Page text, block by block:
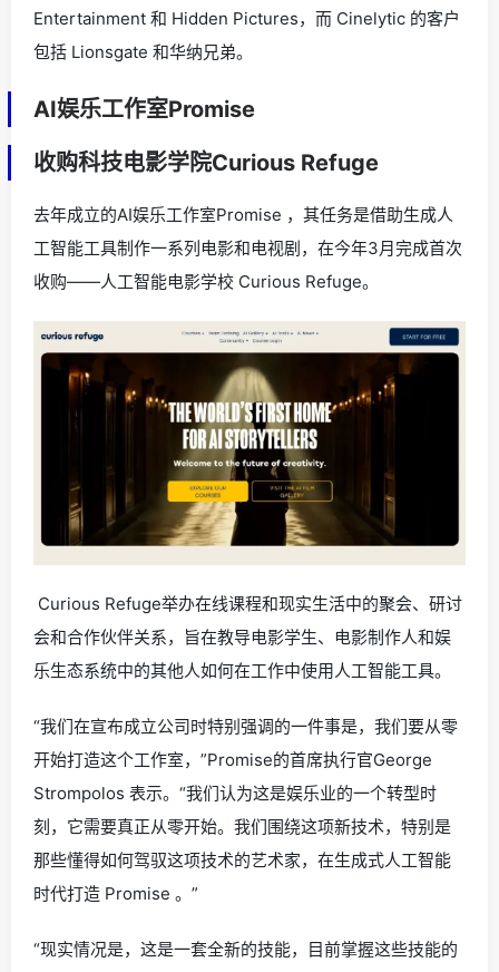
Entertainment 和 Hidden Pictures，而 Cinelytic 的客户
包括 Lionsgate 和华纳兄弟。
AI娱乐工作室Promise
收购科技电影学院Curious Refuge
去年成立的AI娱乐工作室Promise ，其任务是借助生成人
工智能工具制作一系列电影和电视剧，在今年3月完成首次
收购——人工智能电影学校 Curious Refuge。
Curious Refuge举办在线课程和现实生活中的聚会、研讨
会和合作伙伴关系，旨在教导电影学生、电影制作人和娱
乐生态系统中的其他人如何在工作中使用人工智能工具。
“我们在宣布成立公司时特别强调的一件事是，我们要从零
开始打造这个工作室，”Promise的首席执行官George
Strompolos 表示。“我们认为这是娱乐业的一个转型时
刻，它需要真正从零开始。我们围绕这项新技术，特别是
那些懂得如何驾驭这项技术的艺术家，在生成式人工智能
时代打造 Promise 。”
“现实情况是，这是一套全新的技能，目前掌握这些技能的